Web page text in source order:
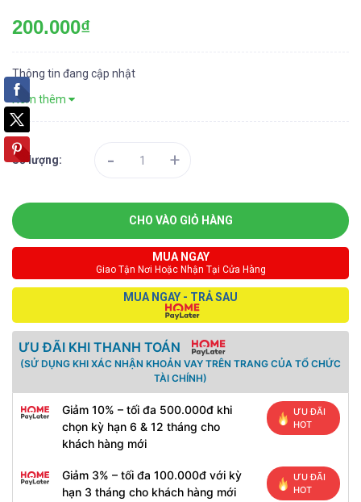
200.000₫
Thông tin đang cập nhật
Xem thêm
Số lượng: - +
CHO VÀO GIỎ HÀNG
MUA NGAY
Giao Tận Nơi Hoặc Nhận Tại Cửa Hàng
MUA NGAY - TRẢ SAU
ƯU ĐÃI KHI THANH TOÁN
(SỬ DỤNG KHI XÁC NHẬN KHOẢN VAY TRÊN TRANG CỦA TỔ CHỨC
TÀI CHÍNH)
Giảm 10% – tối đa 500.000đ khi
chọn kỳ hạn 6 & 12 tháng cho
khách hàng mới
ƯU ĐÃI
HOT
Giảm 3% – tối đa 100.000đ với kỳ
hạn 3 tháng cho khách hàng mới
ƯU ĐÃI
HOT